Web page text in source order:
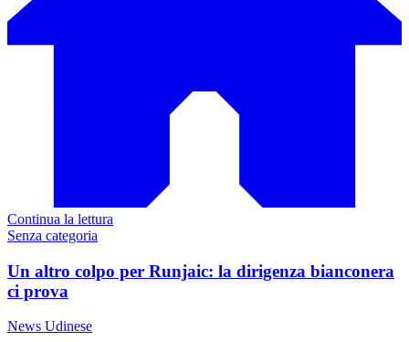
Continua la lettura
Senza categoria
Un altro colpo per Runjaic: la dirigenza bianconera
ci prova
News Udinese